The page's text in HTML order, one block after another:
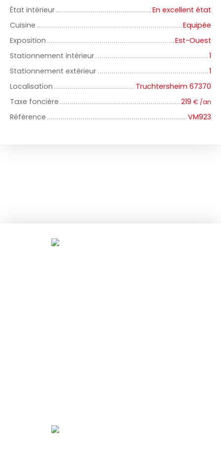
État intérieur
En excellent état
Cuisine
Equipée
Exposition
Est-Ouest
Stationnement intérieur
1
Stationnement extérieur
1
Localisation
Truchtersheim 67370
Taxe foncière
219 € /an
Référence VM923